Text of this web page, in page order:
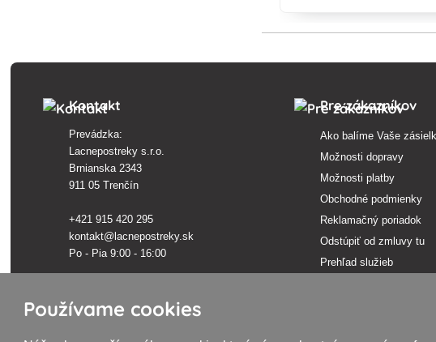
múčnatke.
Kontakt
Prevádzka:
Lacnepostreky s.r.o.
Brnianska 2343
911 05 Trenčín
+421 915 420 295
kontakt@lacnepostreky.sk
Po - Pia 9:00 - 16:00
Lacnepostreky s.r.o.
831 54 Bratislava, Slovensko
Pre zákazníkov
Ako balíme Vaše
Možnosti dopravy
Možnosti platby
Obchodné podmienky
Reklamačný poriadok
Odstúpiť od zmluvy tu
Prehľad služieb
Používame cookies